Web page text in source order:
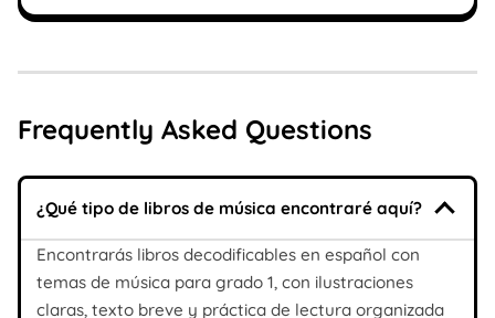
Frequently Asked Questions
¿Qué tipo de libros de música encontraré aquí?
Encontrarás libros decodificables en español con
temas de música para grado 1, con ilustraciones
claras, texto breve y práctica de lectura organizada